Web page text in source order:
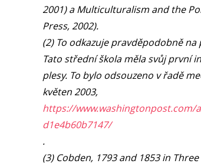
2001) a Multiculturalism and the
Press, 2002).
(2) To odkazuje pravděpodobně
Tato střední škola měla svůj první
plesy. To bylo odsouzeno v řadě
květen 2003,
https://www.washingtonpost.com/
d1e4b60b7147/
.
(3) Cobden, 1793 and 1853 in